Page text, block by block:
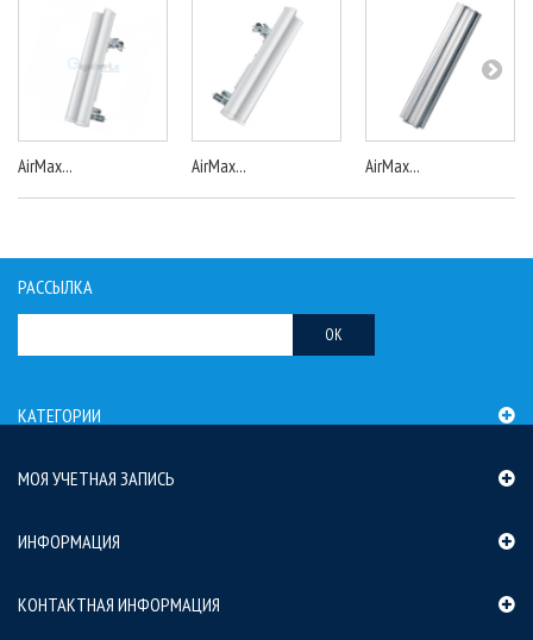
AirMax... AirMax... AirMax...
РАССЫЛКА
OK
КАТЕГОРИИ
МОЯ УЧЕТНАЯ ЗАПИСЬ
ИНФОРМАЦИЯ
КОНТАКТНАЯ ИНФОРМАЦИЯ